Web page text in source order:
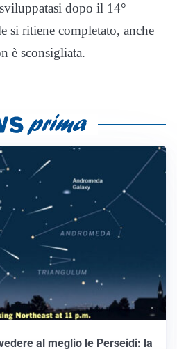
dopo il 14°
si ritiene completato, anche
è sconsigliata.
al meglio le Perseidi: la